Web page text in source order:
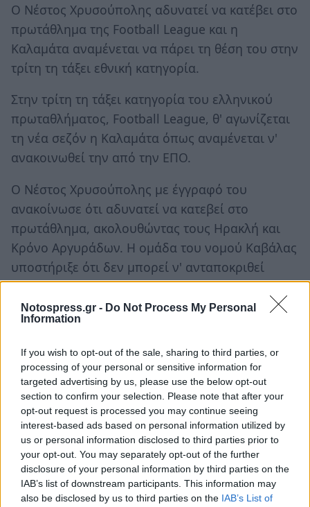
Notospress.gr - Do Not Process My Personal
Information
If you wish to opt-out of the sale, sharing to third parties, or
processing of your personal or sensitive information for
targeted advertising by us, please use the below opt-out
section to confirm your selection. Please note that after your
opt-out request is processed you may continue seeing
interest-based ads based on personal information utilized by
us or personal information disclosed to third parties prior to
your opt-out. You may separately opt-out of the further
disclosure of your personal information by third parties on the
IAB’s list of downstream participants. This information may
also be disclosed by us to third parties on the IAB’s List of
Ο Νέστος Χρυσούπολης αδυνατεί να κατέβει στο
πρωτάθλημα της Football League και η
Καλαμάτα αναμένεται να πάρει τη θέση του στην
τρίτη τη τάξει εθνική κατηγορία.
Στην τρίτη τη τάξει κατηγορία του ελληνικού
πρωταθλήματος, Football League, θ' αγωνίζεται
τη νέα σεζόν η Καλαμάτα όπως αναμένεται ν'
ανακοινωθεί την από την ΕΠΟ.
Ο Νέστος Χρυσούπολης με έγγραφό του
ανακοίνωσε ότι αδυνατεί να κατεβεί στο
πρωτάθλημα, ακολουθώντας τους Ηρακλή και
Κρόνο Αργυράδων. Η ομάδα του νομού Καβάλας
υποστήριξε ότι δεν μπορεί ν' ανταποκριθεί
οικονομικά στα δεδομένα και τις απαιτήσεις της
νέας κατηγορίας, καθώς αν και πολλοί
εξέφρασαν την πρόθεση να βοηθήσουν
τελευταία στιγμή έκαναν πίσω.
Η Μαύρη Θύελλα, έτσι, παίρνει τη θέση του
Νέστου και θα συμμετέχει στο πρωτάθλημα της
Football League την επόμενη σεζόν. Η ομάδα της
Μεσσηνίας, υπενθυμίζεται ότι, είχε διεκδικήσει
την συμμετοχή της στα μπαράζ με τον Διαγόρα,
χωρίς όμως να τα καταφέρει στα μπαράζ.